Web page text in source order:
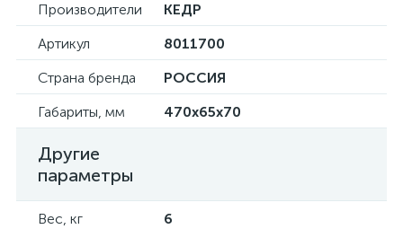
Производители
КЕДР
Артикул
8011700
Страна бренда
РОССИЯ
Габариты, мм
470x65x70
Другие
параметры
Вес, кг 6